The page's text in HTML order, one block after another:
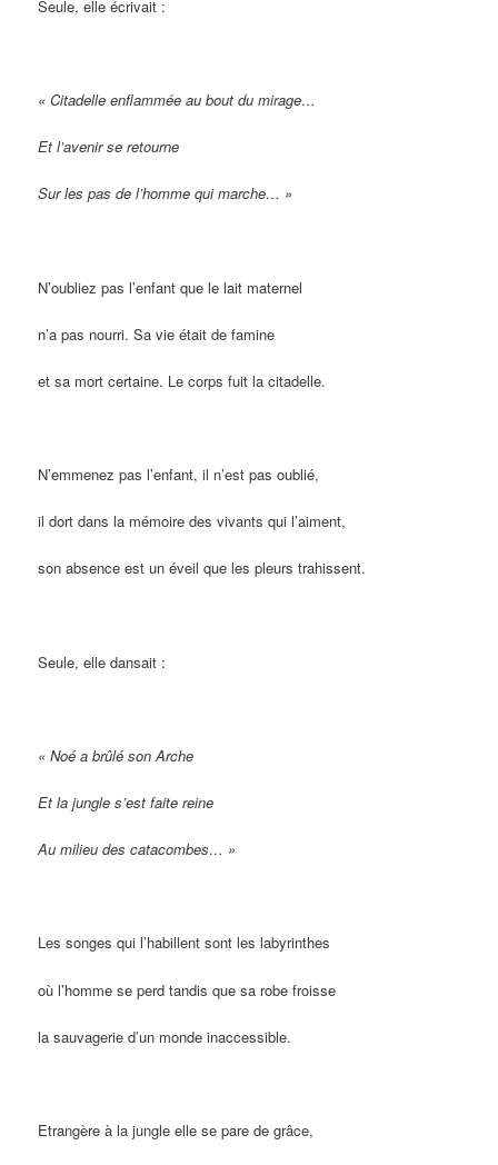
Seule, elle écrivait :
« Citadelle enflammée au bout du mirage…
Et l’avenir se retourne
Sur les pas de l’homme qui marche… »
N’oubliez pas l’enfant que le lait maternel
n’a pas nourri. Sa vie était de famine
et sa mort certaine. Le corps fuit la citadelle.
N’emmenez pas l’enfant, il n’est pas oublié,
il dort dans la mémoire des vivants qui l’aiment,
son absence est un éveil que les pleurs trahissent.
Seule, elle dansait :
« Noé a brûlé son Arche
Et la jungle s’est faite reine
Au milieu des catacombes… »
Les songes qui l’habillent sont les labyrinthes
où l’homme se perd tandis que sa robe froisse
la sauvagerie d’un monde inaccessible.
Etrangère à la jungle elle se pare de grâce,